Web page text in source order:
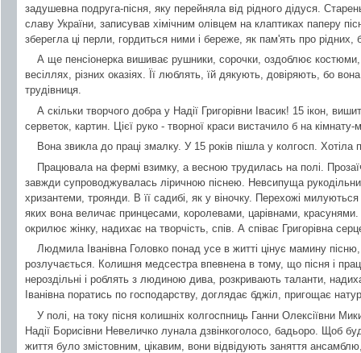
задушевна подруга-пісня, яку перейняла від рідного дідуся.
славу України, записував хімічним олівцем на клаптиках паперу
зберегла ці перли, гордиться ними і береже, як пам'ять про рідних,
А ще пенсіонерка вишиває рушники, сорочки, оздоблює
весіллях, різних оказіях. Її люблять, їй дякують, довіряють, бо
трудівниця.
А скільки творчого добра у Надії Григорівни Івасик! 15 ікон,
серветок, картин. Цієї руко - творної краси вистачило б на кімнату-
Вона звикла до праці змалку. У 15 років пішла у колгосп. Хотіла
Працювала на фермі взимку, а весною трудилась на полі.
завжди супроводжувалась ліричною піснею. Невсипуща
хризантеми, троянди. В її садибі, як у віночку. Перехожі
яких вона величає принцесами, королевами, царівнами,
окрилює жінку, надихає на творчість, спів. А співає Григорівна
Людмила Іванівна Головко понад усе в житті цінує мамину
розлучається. Колишня медсестра впевнена в тому, що пісня і
нероздільні і роблять з людиною дива, розкривають таланти,
Іванівна поратись по господарству, доглядає бджіл, пригощає
У полі, на току пісня колишніх колгоспниць Ганни Олексіївни
Надії Борисівни Невеличко лунала дзвінкоголосо, бадьоро. Щоб
життя було змістовним, цікавим, вони відвідують заняття